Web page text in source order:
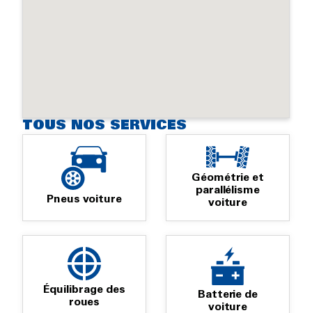
TOUS NOS SERVICES
Pneus voiture
Géométrie et
parallélisme
voiture
Équilibrage des
roues
Batterie de
voiture